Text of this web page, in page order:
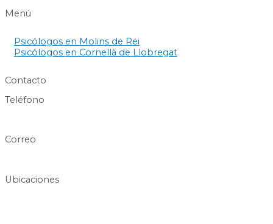
Menú
Psicólogos en Molins de Rei
Psicólogos en Cornellà de Llobregat
Contacto
Teléfono
Correo
Ubicaciones